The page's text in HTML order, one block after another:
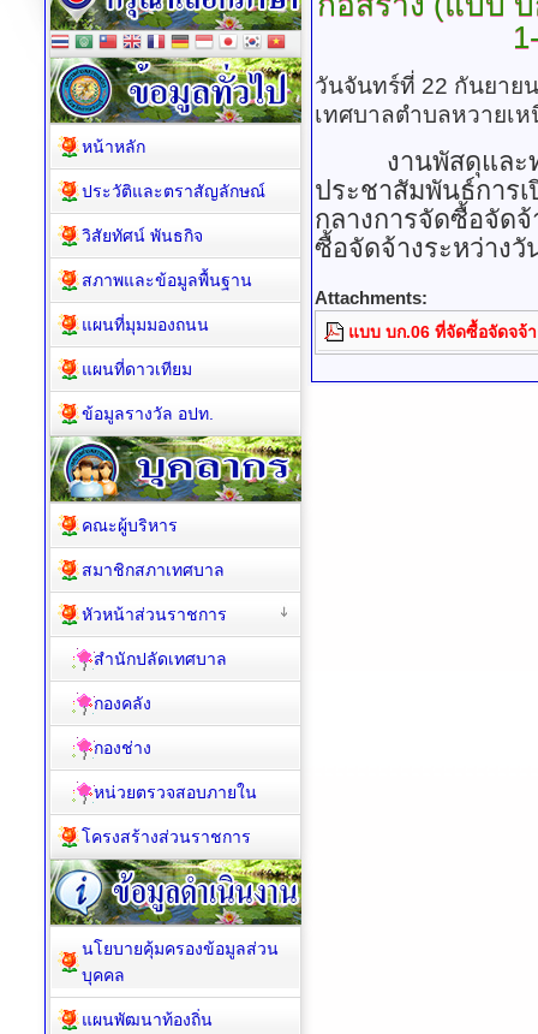
วันจันทร์ที่ 22 กันยาย
เทศบาลตำบลหวายเห
งานพัสดุและทรั
ประชาสัมพันธ์การ
กลางการจัดซื้อจัด
ซื้อจัดจ้างระหว่าง
Attachments:
แบบ บก.06 ที่จัดซื้อจัดจจ้
หน้าหลัก
ประวัติและตราสัญลักษณ์
วิสัยทัศน์ พันธกิจ
สภาพและข้อมูลพื้นฐาน
แผนที่มุมมองถนน
แผนที่ดาวเทียม
ข้อมูลรางวัล อปท.
คณะผู้บริหาร
สมาชิกสภาเทศบาล
หัวหน้าส่วนราชการ
สำนักปลัดเทศบาล
กองคลัง
กองช่าง
หน่วยตรวจสอบภายใน
โครงสร้างส่วนราชการ
นโยบายคุ้มครองข้อมูลส่วน
บุคคล
แผนพัฒนาท้องถิ่น